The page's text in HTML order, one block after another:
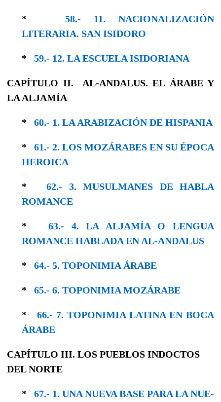
* 58.- 11. NACIONALIZACIÓN
LITERARIA. SAN ISIDORO
* 59.- 12. LA ESCUELA ISIDORIANA
CAPÍTULO II. AL-ANDALUS. EL ÁRABE Y
LA ALJAMÍA
* 60.- 1. LA ARABIZACIÓN DE HISPANIA
* 61.- 2. LOS MOZÁRABES EN SU ÉPOCA
HE­ROICA
*62.- 3. MUSULMANES DE HABLA
ROMANCE
* 63.- 4. LA ALJAMÍA O LENGUA
ROMANCE HABLADA EN AL-ANDALUS
* 64.- 5. TOPONIMIA ÁRABE
* 65.- 6. TOPONIMIA MOZÁRABE
* 66.- 7. TOPONIMIA LATINA EN BOCA
ÁRABE
CAPÍTULO III. LOS PUEBLOS INDOCTOS
DEL NORTE
* 67.- 1. UNA NUEVA BASE PARA LA NUE­